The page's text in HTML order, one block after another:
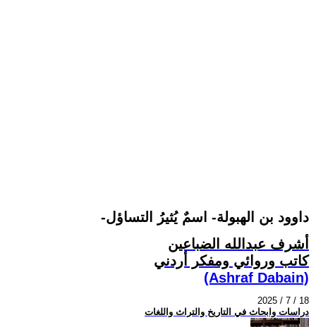
-داوود بن الهبولة- اسمٌ يُثيرُ التساؤل
أشرف عبدالله الضباعين
كاتب وروائي ومفكر أردني
(Ashraf Dabain)
2025 / 7 / 18
دراسات وابحاث في التاريخ والتراث واللغات